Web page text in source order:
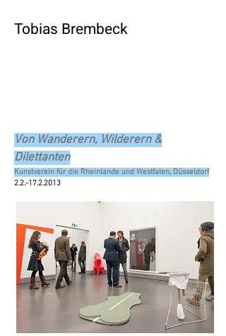
Tobias Brembeck
Von Wanderern, Wilderern &
Dilettanten
Kunstverein für die Rheinlande und Westfalen, Düsseldorf
2.2.-17.2.2013